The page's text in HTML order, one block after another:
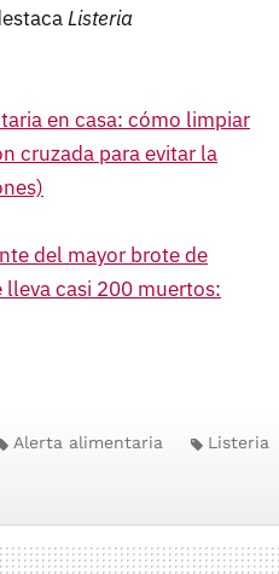
Listeria
en casa: cómo limpiar
cruzada para evitar la
del mayor brote de
casi 200 muertos:
Alerta alimentaria Listeria